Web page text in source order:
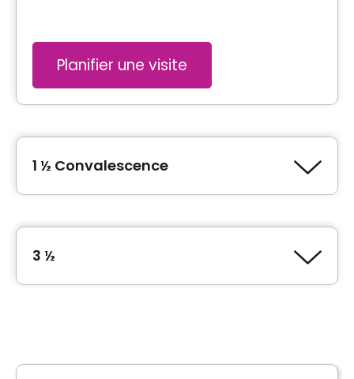
Planifier une visite
1 ½ Convalescence
3 ½